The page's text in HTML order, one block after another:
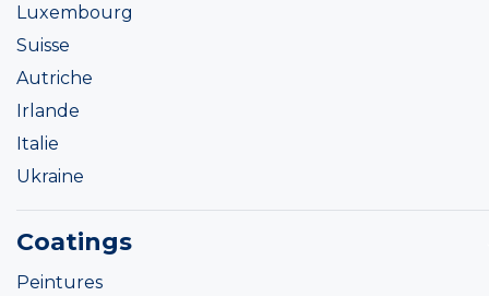
Luxembourg
Suisse
Autriche
Irlande
Italie
Ukraine
Coatings
Peintures